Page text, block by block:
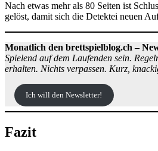
Nach etwas mehr als 80 Seiten ist
gelöst, damit sich die Detektei neuen
Monatlich den brettspielblog.ch –
Spielend auf dem Laufenden sein.
erhalten. Nichts verpassen. Kurz,
Ich will den Newsletter!
Fazit